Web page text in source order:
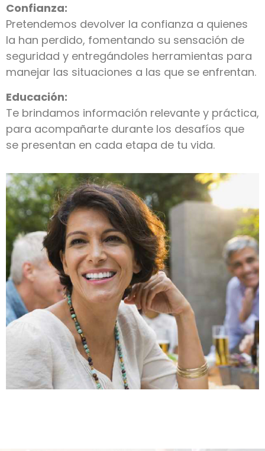
Confianza:
Pretendemos devolver la confianza a quienes
la han perdido, fomentando su sensación de
seguridad y entregándoles herramientas para
manejar las situaciones a las que se enfrentan.
Educación:
Te brindamos información relevante y práctica,
para acompañarte durante los desafíos que
se presentan en cada etapa de tu vida.